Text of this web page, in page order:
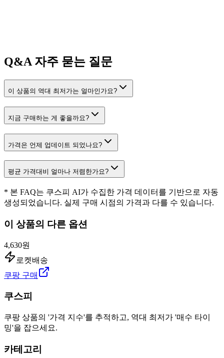
Q&A자주 묻는 질문
이 상품의 역대 최저가는 얼마인가요?
지금 구매하는 게 좋을까요?
가격은 언제 업데이트 되었나요?
평균 가격대비 얼마나 저렴한가요?
* 본 FAQ는 쿠스피 AI가 수집한 가격 데이터를 기반으로 자동
생성되었습니다. 실제 구매 시점의 가격과 다를 수 있습니다.
이 상품의 다른 옵션
4,630원
로켓배송
쿠팡 구매
쿠스피
쿠팡 상품의 '가격 지수'를 추적하고, 역대 최저가 '매수 타이
밍'을 잡으세요.
카테고리